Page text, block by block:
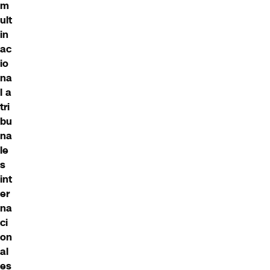
m
ult
in
ac
io
na
l a
tri
bu
na
le
s
int
er
na
ci
on
al
es